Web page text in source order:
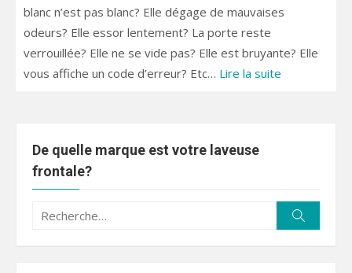
blanc n’est pas blanc? Elle dégage de mauvaises
odeurs? Elle essor lentement? La porte reste
verrouillée? Elle ne se vide pas? Elle est bruyante? Elle
vous affiche un code d’erreur? Etc… Lire la suite
De quelle marque est votre laveuse
frontale?
Recherche